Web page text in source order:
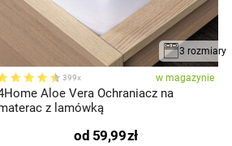
3 rozmiary
399x w magazynie
Aloe Vera Ochraniacz na
z lamówką
od 59,99zł